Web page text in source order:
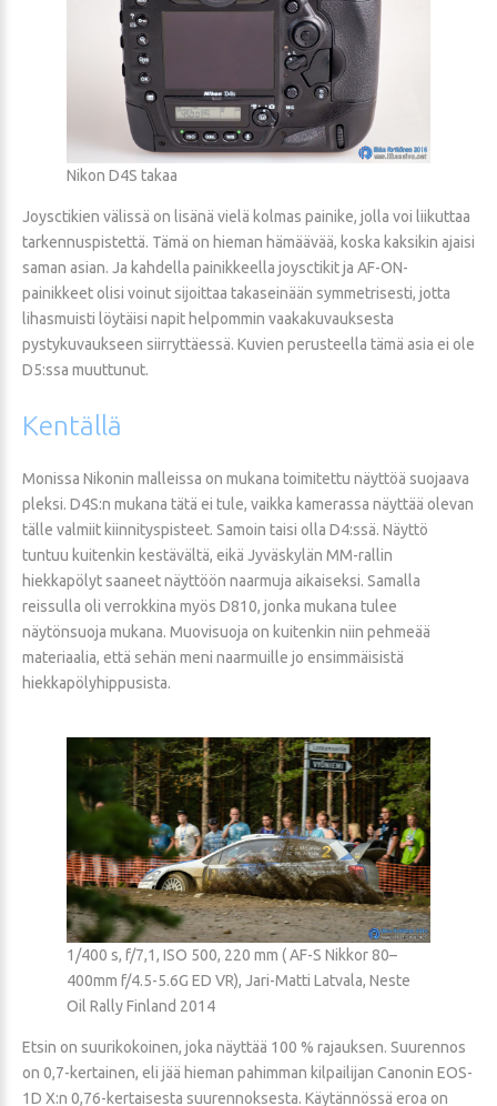
Nikon D4S takaa
Joysctikien välissä on lisänä vielä kolmas painike, jolla voi liikuttaa
tarkennuspistettä. Tämä on hieman hämäävää, koska kaksikin ajaisi
saman asian. Ja kahdella painikkeella joysctikit ja AF-ON-
painikkeet olisi voinut sijoittaa takaseinään symmetrisesti, jotta
lihasmuisti löytäisi napit helpommin vaakakuvauksesta
pystykuvaukseen siirryttäessä. Kuvien perusteella tämä asia ei ole
D5:ssa muuttunut.
Kentällä
Monissa Nikonin malleissa on mukana toimitettu näyttöä suojaava
pleksi. D4S:n mukana tätä ei tule, vaikka kamerassa näyttää olevan
tälle valmiit kiinnityspisteet. Samoin taisi olla D4:ssä. Näyttö
tuntuu kuitenkin kestävältä, eikä Jyväskylän MM-rallin
hiekkapölyt saaneet näyttöön naarmuja aikaiseksi. Samalla
reissulla oli verrokkina myös D810, jonka mukana tulee
näytönsuoja mukana. Muovisuoja on kuitenkin niin pehmeää
materiaalia, että sehän meni naarmuille jo ensimmäisistä
hiekkapölyhippusista.
1/400 s, f/7,1, ISO 500, 220 mm ( AF-S Nikkor 80–
400mm f/4.5-5.6G ED VR), Jari-Matti Latvala, Neste
Oil Rally Finland 2014
Etsin on suurikokoinen, joka näyttää 100 % rajauksen. Suurennos
on 0,7-kertainen, eli jää hieman pahimman kilpailijan Canonin EOS-
1D X:n 0,76-kertaisesta suurennoksesta. Käytännössä eroa on